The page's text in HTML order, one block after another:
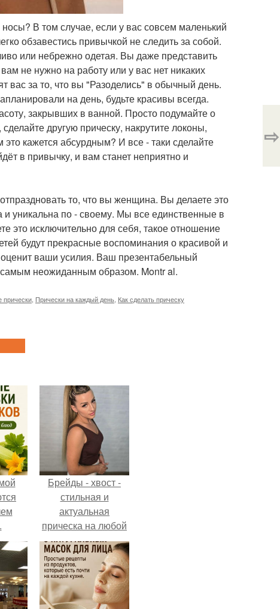
В том случае, если у вас совсем маленький
обзавестись привычкой не следить за собой.
или небрежно одетая. Вы даже представить
не нужно на работу или у вас нет никаких
вас за то, что вы "Разоделись" в обычный день.
на день, будьте красивы всегда.
закрывших в ванной. Просто подумайте о
другую прическу, накрутите локоны,
кажется абсурдным? И все - таки сделайте
в привычку, и вам станет неприятно и
то, что вы женщина. Вы делаете это
уникальна по - своему. Мы все единственные в
это исключительно для себя, такое отношение
будут прекрасные воспоминания о красивой и
ваши усилия. Ваш презентабельный
неожиданным образом. Montr al.
прически Прически на каждый день Как сделать прическу
⇨
Брейды - хвост -
стильная и
актуальная
прическа на любой
случай.